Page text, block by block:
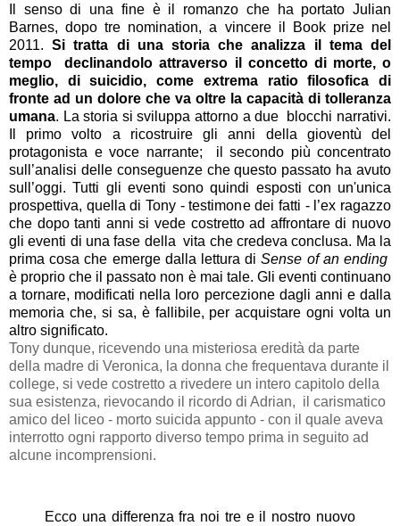
Il senso di una fine è il romanzo che ha portato Julian
Barnes, dopo tre nomination, a vincere il Book prize nel
2011.Si tratta di una storia che analizza il tema del
tempo
declinandolo attraverso il concetto di morte, o
meglio, di suicidio, come extrema ratio filosofica di
fronte ad un dolore che va oltre la capacità di tolleranza
umana. La storia si sviluppa attorno a due
blocchi narrativi.
Il primo volto a ricostruire gli anni della gioventù del
protagonista e voce narrante;
il secondo più concentrato
sull’analisi delle conseguenze che questo passato ha avuto
sull’oggi. Tutti gli eventi sono quindi esposti con un'unica
prospettiva, quella di Tony - testimone dei fatti - l’ex ragazzo
che dopo tanti anni si vede costretto ad affrontare di nuovo
gli eventi di una fase della vita che credeva conclusa. Ma la
prima cosa che emerge dalla lettura diSense of an ending
è proprio che il passato non è mai tale. Gli eventi continuano
a tornare, modificati nella loro percezione dagli anni e dalla
memoria che, si sa, è fallibile, per acquistare ogni volta un
altro significato.
Tony dunque, ricevendo una misteriosa eredità da parte
della madre di Veronica, la donna che frequentava durante il
college, si vede costretto a rivedere un intero capitolo della
sua esistenza, rievocando il ricordo di Adrian, il carismatico
amico del liceo - morto suicida appunto - con il quale aveva
interrotto ogni rapporto diverso tempo prima in seguito ad
alcune incomprensioni.
Ecco una differenza fra noi tre e il nostro nuovo